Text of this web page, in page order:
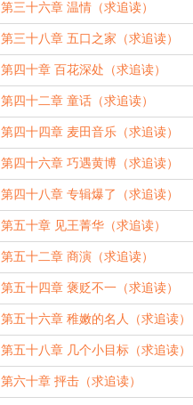
第三十六章 温情（求追读）
第三十八章 五口之家（求追读）
第四十章 百花深处（求追读）
第四十二章 童话（求追读）
第四十四章 麦田音乐（求追读）
第四十六章 巧遇黄博（求追读）
第四十八章 专辑爆了（求追读）
第五十章 见王菁华（求追读）
第五十二章 商演（求追读）
第五十四章 褒贬不一（求追读）
第五十六章 稚嫩的名人（求追读）
第五十八章 几个小目标（求追读）
第六十章 抨击（求追读）